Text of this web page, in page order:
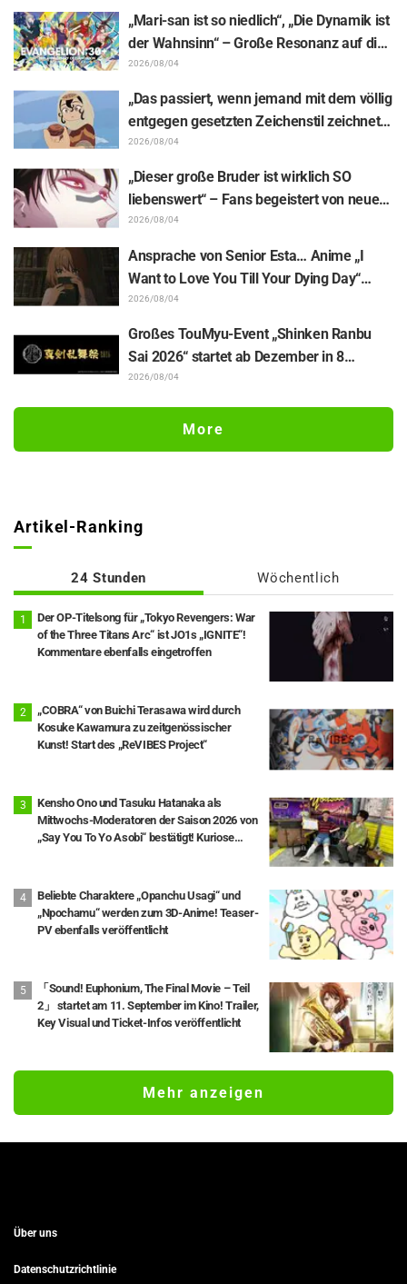
Ausstellungs-Mimik steckt: „Frieren –
Nach dem Ende der Reise“
„Mari-san ist so niedlich“, „Die Dynamik ist
der Wahnsinn“ – Große Resonanz auf die
Enthüllung von Hidenori Matsubaras
wunderschöner Zeichnung der drei
Figuren aus „Neon Genesis Evangelion“ im
Plugsuit
2026/08/04
„Das passiert, wenn jemand mit dem völlig
entgegen gesetzten Zeichenstil zeichnet“
– Fans begeistert von der Unterstützungs-
Illustration des „Yowamushi Pedal“-
Schöpfers für „Jaadugar: A Witch in
Mongolia“
2026/08/04
„Dieser große Bruder ist wirklich SO
liebenswert“ – Fans begeistert von neuen
Illustrationen zur „JUJUTSU KAISEN“-
Ausstellung, auf denen Choso Yūji Itadori
auf die Pelle rückt
2026/08/04
Ansprache von Senior Esta… Anime „I
Want to Love You Till Your Dying Day“
Enthüllung von Synopsis für Episode 5,
Szenenausschnitten, WEB-Trailer und
Episodenposter
2026/08/04
Großes TouMyu-Event „Shinken Ranbu
Sai 2026“ startet ab Dezember in 8
Städten Japans! Alle 44 Touken Danshi
2026/08/04
More
Artikel-Ranking
24 Stunden Wöchentlich
Der OP-Titelsong für „Tokyo Revengers: War
of the Three Titans Arc“ ist JO1s „IGNITE“!
Kommentare ebenfalls eingetroffen
„COBRA“ von Buichi Terasawa wird durch
Kosuke Kawamura zu zeitgenössischer
Kunst! Start des „ReVIBES Project“
Kensho Ono und Tasuku Hatanaka als
Mittwochs-Moderatoren der Saison 2026 von
„Say You To Yo Asobi“ bestätigt! Kuriose
Beliebte Charaktere „Opanchu Usagi“ und
„Npochamu“ werden zum 3D-Anime! Teaser-
PV ebenfalls veröffentlicht
「Sound! Euphonium, The Final Movie – Teil
2」 startet am 11. September im Kino! Trailer,
Key Visual und Ticket-Infos veröffentlicht
Mehr anzeigen
Über uns
Datenschutzrichtlinie